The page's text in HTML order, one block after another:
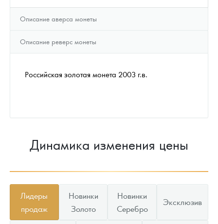
Описание аверса монеты
Описание реверс монеты
Российская золотая монета 2003 г.в.
Динамика изменения цены
Лидеры
продаж
Новинки
Золото
Новинки
Серебро
Эксклюзив